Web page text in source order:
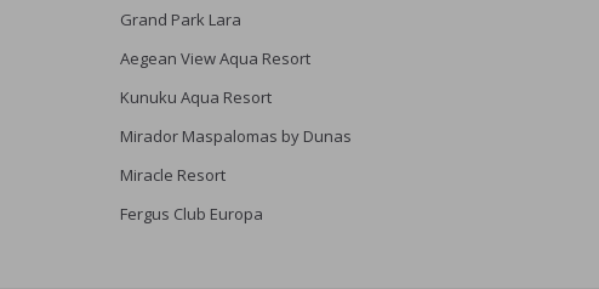
Grand Park Lara
Aegean View Aqua Resort
Kunuku Aqua Resort
Mirador Maspalomas by Dunas
Miracle Resort
Fergus Club Europa